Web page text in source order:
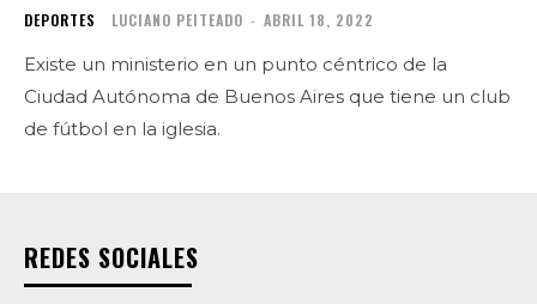
DEPORTES LUCIANO PEITEADO - ABRIL 18, 2022
Existe un ministerio en un punto céntrico de la
Ciudad Autónoma de Buenos Aires que tiene un club
de fútbol en la iglesia.
REDES SOCIALES